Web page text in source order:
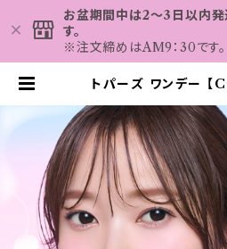
お盆期間中は2～3日以内
す。
※注文締めはAM9：30です。
トパーズ ワンデー 【
度なし 度あり 指原莉
OPARS 1day | カ
LO